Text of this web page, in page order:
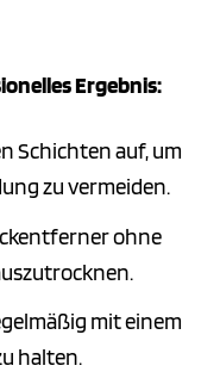
Ergebnis:
Schichten auf, um
zu vermeiden.
ohne
mit einem
halten.